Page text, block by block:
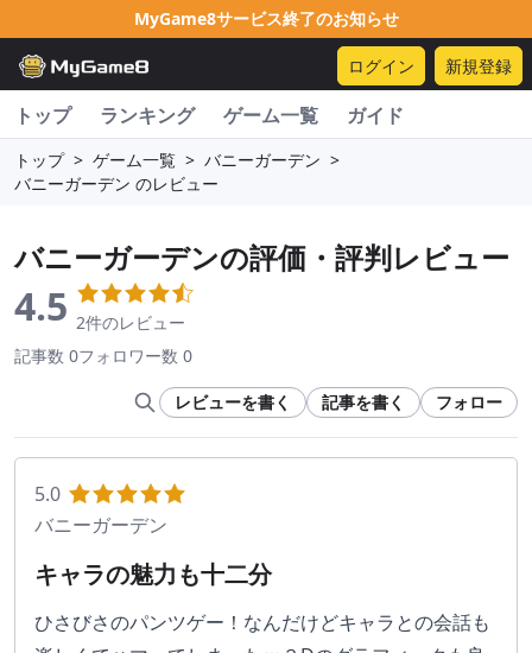
MyGame8サービス終了のお知らせ
ログイン 新規登録
トップ ランキング ゲーム一覧 ガイド
トップ > ゲーム一覧 > バニーガーデン >
バニーガーデン のレビュー
バニーガーデンの評価・評判レビュー
4.5 2件のレビュー
記事数 0フォロワー数 0
レビューを書く 記事を書く フォロー
5.0
バニーガーデン
キャラの魅力も十二分
ひさびさのパンツゲー！なんだけどキャラとの会話も